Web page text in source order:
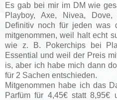
Es gab bei mir im DM wie
Playboy, Axe, Nivea, Dove,
Definitiv noch für jeden was
mitgenommen, weil halt echt
wie z. B. Pokerchips bei
Essential und weil der Preis
is, aber ich habe mich dann
für 2 Sachen entschieden.
Mitgenommen habe ich das
Parfüm für 4,45€ statt 8,95€